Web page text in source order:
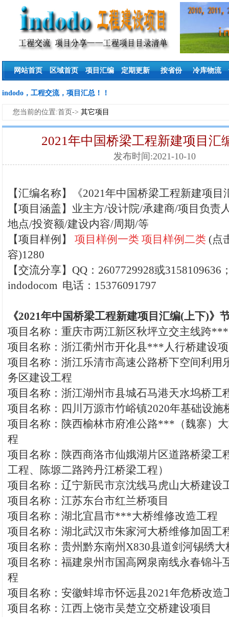
网站首页 区域首页 项目汇编 定期更新 按省份 冷库物流
indodo，工程交流，项目汇总！！
您当前的位置:首页-> 其它项目
2021年中国桥梁工程新建项目汇
发布时间:2021-10-10
【汇编名称】《2021年中国桥梁工程新建项目
【项目涵盖】业主方/设计院/承建商/项目负责
地点/投资额/建设内容/周期/等
【项目样例】 项目样例一类 项目样例二类 (点
容)1280
【交流分享】QQ：2607729928或3158109636
indodocom 电话：15376091797
《2021年中国桥梁工程新建项目汇编(上下)》
项目名称：重庆市两江新区秋坪立交主线跨
项目名称：浙江衢州市开化县***人行桥建设
项目名称：浙江乐清市高速公路桥下空间利用
务区建设工程
项目名称：浙江湖州市县城石马港天水坞桥工
项目名称：四川万源市竹峪镇2020年基础设施
项目名称：陕西榆林市府准公路***（魏寨）
程
项目名称：陕西商洛市仙娥湖片区道路桥梁工
工程、陈塬二路跨丹江桥梁工程）
项目名称：辽宁新民市京沈线马虎山大桥建设
项目名称：江苏东台市红兰桥项目
项目名称：湖北宜昌市***大桥维修改造工程
项目名称：湖北武汉市朱家河大桥维修加固工
项目名称：贵州黔东南州X830县道剑河锡绣大
项目名称：福建泉州市国高网泉南线永春锦斗
程
项目名称：安徽蚌埠市怀远县2021年危桥改造
项目名称：江西上饶市吴楚立交桥建设项目